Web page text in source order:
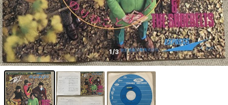
1/3